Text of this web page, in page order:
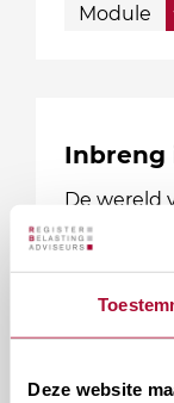
Deze website
Module
Inbreng
De wereld
tempo. In
de bv’
juridische
Locaties: